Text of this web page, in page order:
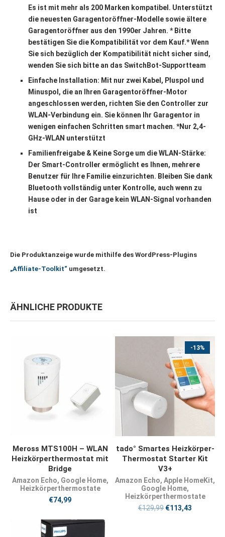
Es ist mit mehr als 200 Marken kompatibel. Unterstützt
die neuesten Garagentoröffner-Modelle sowie ältere
Garagentoröffner aus den 1990er Jahren. * Bitte
bestätigen Sie die Kompatibilität vor dem Kauf.* Wenn
Sie sich bezüglich der Kompatibilität nicht sicher sind,
wenden Sie sich bitte an das SwitchBot-Supportteam
Einfache Installation: Mit nur zwei Kabel, Pluspol und
Minuspol, die an Ihren Garagentoröffner-Motor
angeschlossen werden, richten Sie den Controller zur
WLAN-Verbindung ein. Sie können Ihr Garagentor in
wenigen einfachen Schritten smart machen. *Nur 2,4-
GHz-WLAN unterstützt
Familienfreigabe & Keine Sorge um die WLAN-Stärke:
Der Smart-Controller ermöglicht es Ihnen, mehrere
Benutzer für Ihre Familie einzurichten. Bleiben Sie dank
Bluetooth vollständig unter Kontrolle, auch wenn zu
Hause oder in der Garage kein WLAN-Signal vorhanden
ist
Die Produktanzeige wurde mithilfe des WordPress-Plugins
„Affiliate-Toolkit“ umgesetzt.
ÄHNLICHE PRODUKTE
JETZT KAUFEN
Meross MTS100H – WLAN
Heizkörperthermostat mit
Bridge
Amazon Echo, Google Home,
Heizkörperthermostate
€74,99
-13%
JETZT KAUFEN
tado° Smartes Heizkörper-
Thermostat Starter Kit
V3+
Amazon Echo, Apple HomeKit,
Google Home,
Heizkörperthermostate
€129,99 €113,43